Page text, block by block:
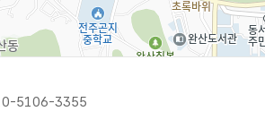
5106-3355